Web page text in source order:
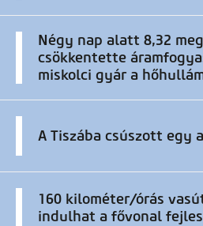
Négy nap alatt 8,32
csökkentette
miskolci gyár a
A Tiszába csúszott egy
160 kilométer/órás
indulhat a fővonal